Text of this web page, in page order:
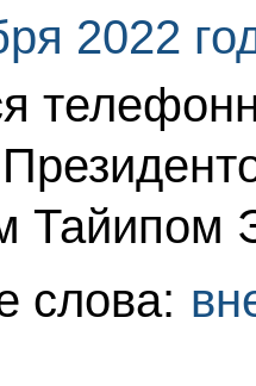
2022
Тайипом
слова: